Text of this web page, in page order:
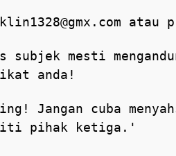
atau
subjek mesti
anda!
Jangan cuba
pihak ketiga.'